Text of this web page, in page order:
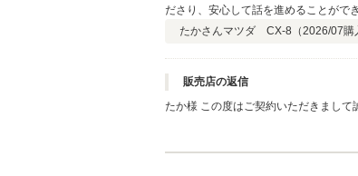
ださり、安心して話を進めることがで
り、スタッフの皆さんの挨拶や対応
今後も安心してお付き合いできると感
機会があれば、ぜひ紹介したいと思え
たかさんマツダ CX-8（2026/07購
販売店の返信
たか様 この度はご契約いただきまし